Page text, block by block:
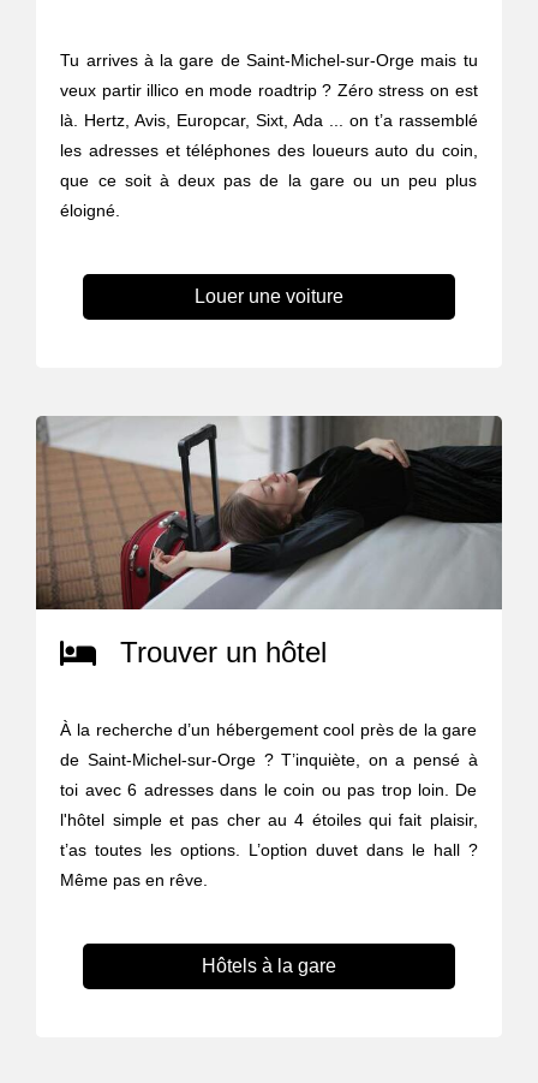
Tu arrives à la gare de Saint-Michel-sur-Orge mais tu
veux partir illico en mode roadtrip ? Zéro stress on est
là. Hertz, Avis, Europcar, Sixt, Ada ... on t’a rassemblé
les adresses et téléphones des loueurs auto du coin,
que ce soit à deux pas de la gare ou un peu plus
éloigné.
Louer une voiture
Trouver un hôtel
À la recherche d’un hébergement cool près de la gare
de Saint-Michel-sur-Orge ? T’inquiète, on a pensé à
toi avec 6 adresses dans le coin ou pas trop loin. De
l'hôtel simple et pas cher au 4 étoiles qui fait plaisir,
t’as toutes les options. L’option duvet dans le hall ?
Même pas en rêve.
Hôtels à la gare